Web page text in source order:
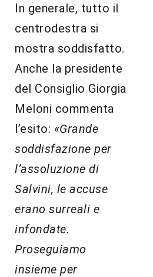
In generale, tutto il
centrodestra si
mostra soddisfatto.
Anche la presidente
del Consiglio Giorgia
Meloni commenta
l’esito: «Grande
soddisfazione per
l’assoluzione di
Salvini, le accuse
erano surreali e
infondate.
Proseguiamo
insieme per